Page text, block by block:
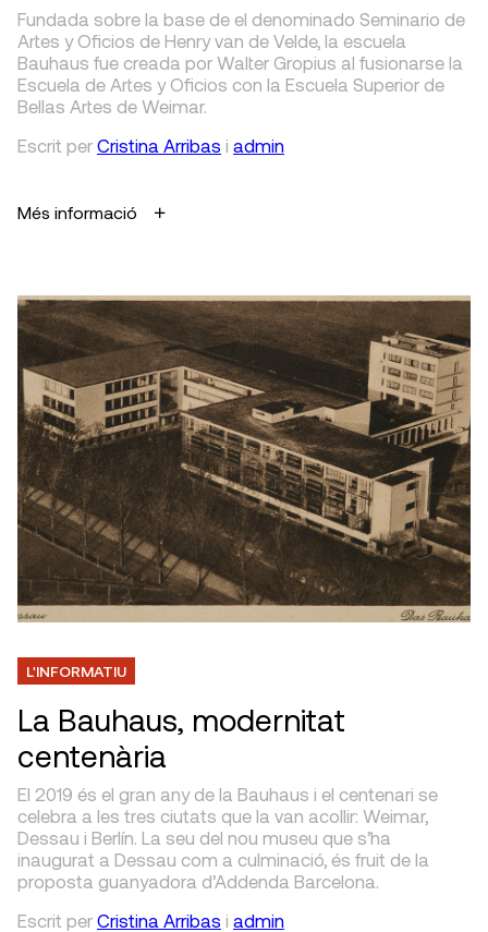
Fundada sobre la base de el denominado Seminario de
Artes y Oficios de Henry van de Velde, la escuela
Bauhaus fue creada por Walter Gropius al fusionarse la
Escuela de Artes y Oficios con la Escuela Superior de
Bellas Artes de Weimar.
Escrit per Cristina Arribas i admin
Més informació
L'INFORMATIU
La Bauhaus, modernitat
centenària
El 2019 és el gran any de la Bauhaus i el centenari se
celebra a les tres ciutats que la van acollir: Weimar,
Dessau i Berlín. La seu del nou museu que s’ha
inaugurat a Dessau com a culminació, és fruit de la
proposta guanyadora d’Addenda Barcelona.
Escrit per Cristina Arribas i admin